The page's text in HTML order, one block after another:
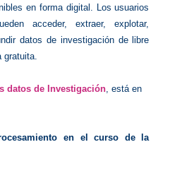
en forma digital. Los usuarios
acceder, extraer, explotar,
datos de investigación de libre
gratuita.
datos de Investigación, está en
en el curso de la